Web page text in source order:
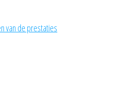
van de prestaties